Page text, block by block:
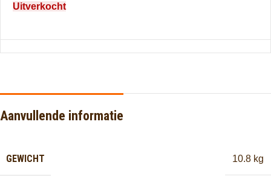
Uitverkocht
Aanvullende informatie
GEWICHT 10.8 kg